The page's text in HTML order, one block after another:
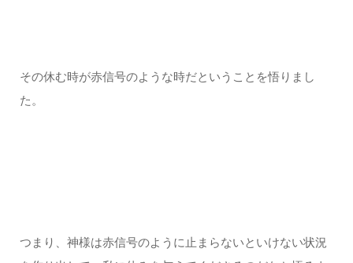
その休む時が赤信号のような時だということを悟りまし
た。
つまり、神様は赤信号のように止まらないといけない状況